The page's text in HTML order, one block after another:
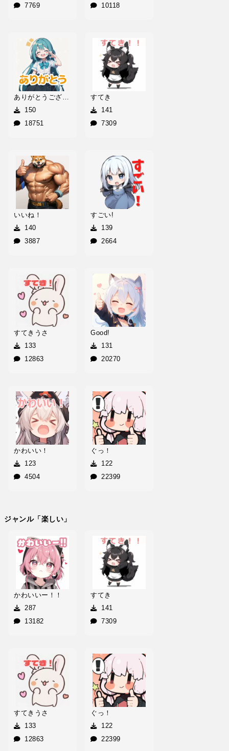
7769
10118
ありがとうございます！
150
18751
すてき
141
7309
いいね！
140
3887
すごい!
139
2664
すてきうさ
133
12863
Good!
131
20270
かわいい！
123
4504
ぐっ！
122
22399
ジャンル「楽しい」
かわいいー！！
287
13182
すてき
141
7309
すてきうさ
133
12863
ぐっ！
122
22399